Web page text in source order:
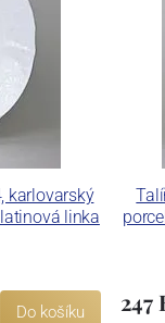
používá
karlovarský
linka
Do košíku 247